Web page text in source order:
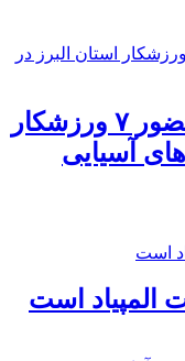
۲ مدال برنز نتیجه حضور ۷ ورزشکار
آسیایی
المپیاد است